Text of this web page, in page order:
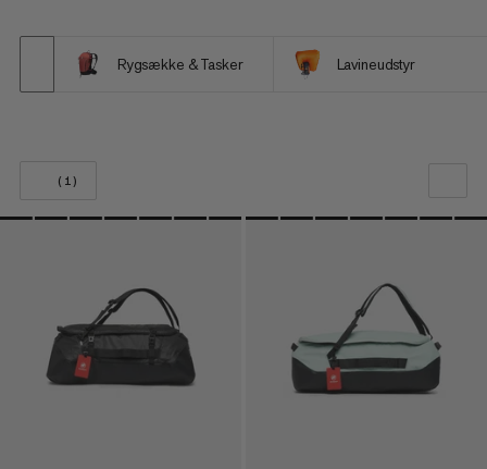
Rygsække & Tasker Lavineudstyr
(1)
VORES ANBEFALING
PRIS HØJ TIL LAV
HVAD ER NYT